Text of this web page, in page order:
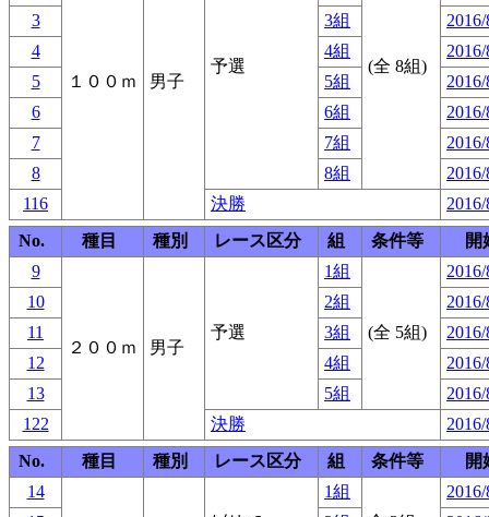
１００ｍ 男子
予選 (全 8組)
3
3組
4
4組
5
5組
6
6組
7
7組
8
8組
116
決勝
No.
種目 種別 レース区分 組 条件等
開
9
２００ｍ 男子
予選
1組
(全 5組)
10
2組
11
3組
12
4組
13
5組
122
決勝
No.
種目 種別 レース区分 組 条件等
開
14
1組